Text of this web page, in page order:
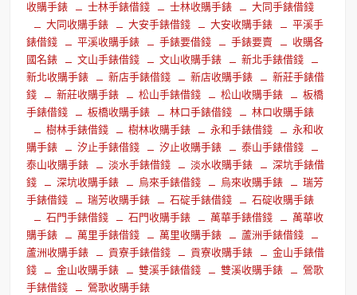
收購手錶
士林手錶借錢 士林收購手錶
大同手錶借錢
大同收購手錶
大安手錶借錢 大安收購手錶
平溪手
錶借錢
平溪收購手錶 手錶要借錢 手錶要賣
收購各
國名錶
文山手錶借錢 文山收購手錶
新北手錶借錢
新北收購手錶
新店手錶借錢 新店收購手錶
新莊手錶借
錢
新莊收購手錶 松山手錶借錢 松山收購手錶
板橋
手錶借錢
板橋收購手錶 林口手錶借錢
林口收購手錶
樹林手錶借錢
樹林收購手錶 永和手錶借錢
永和收
購手錶
汐止手錶借錢 汐止收購手錶
泰山手錶借錢
泰山收購手錶
淡水手錶借錢 淡水收購手錶
深坑手錶借
錢
深坑收購手錶 烏來手錶借錢 烏來收購手錶
瑞芳
手錶借錢
瑞芳收購手錶 石碇手錶借錢
石碇收購手錶
石門手錶借錢
石門收購手錶 萬華手錶借錢
萬華收
購手錶
萬里手錶借錢 萬里收購手錶
蘆洲手錶借錢
蘆洲收購手錶
貢寮手錶借錢 貢寮收購手錶
金山手錶借
錢
金山收購手錶 雙溪手錶借錢 雙溪收購手錶
鶯歌
手錶借錢
鶯歌收購手錶